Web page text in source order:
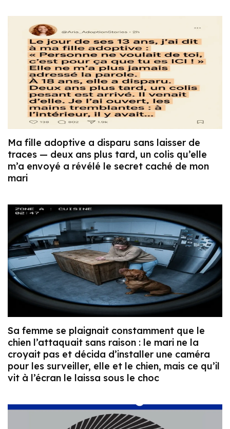
Ma fille adoptive a disparu sans laisser de
traces — deux ans plus tard, un colis qu’elle
m’a envoyé a révélé le secret caché de mon
mari
Sa femme se plaignait constamment que le
chien l’attaquait sans raison : le mari ne la
croyait pas et décida d’installer une caméra
pour les surveiller, elle et le chien, mais ce qu’il
vit à l’écran le laissa sous le choc